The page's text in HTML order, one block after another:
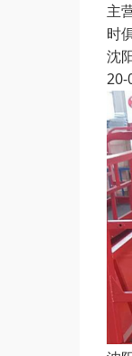
主
时
沈
20-